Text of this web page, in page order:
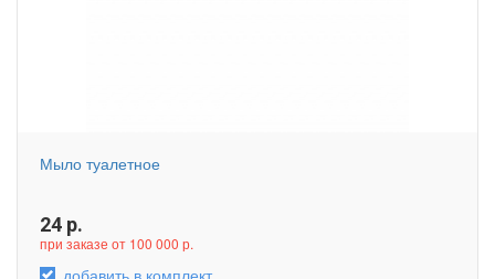
Мыло туалетное
24 р.
при заказе от 100 000 р.